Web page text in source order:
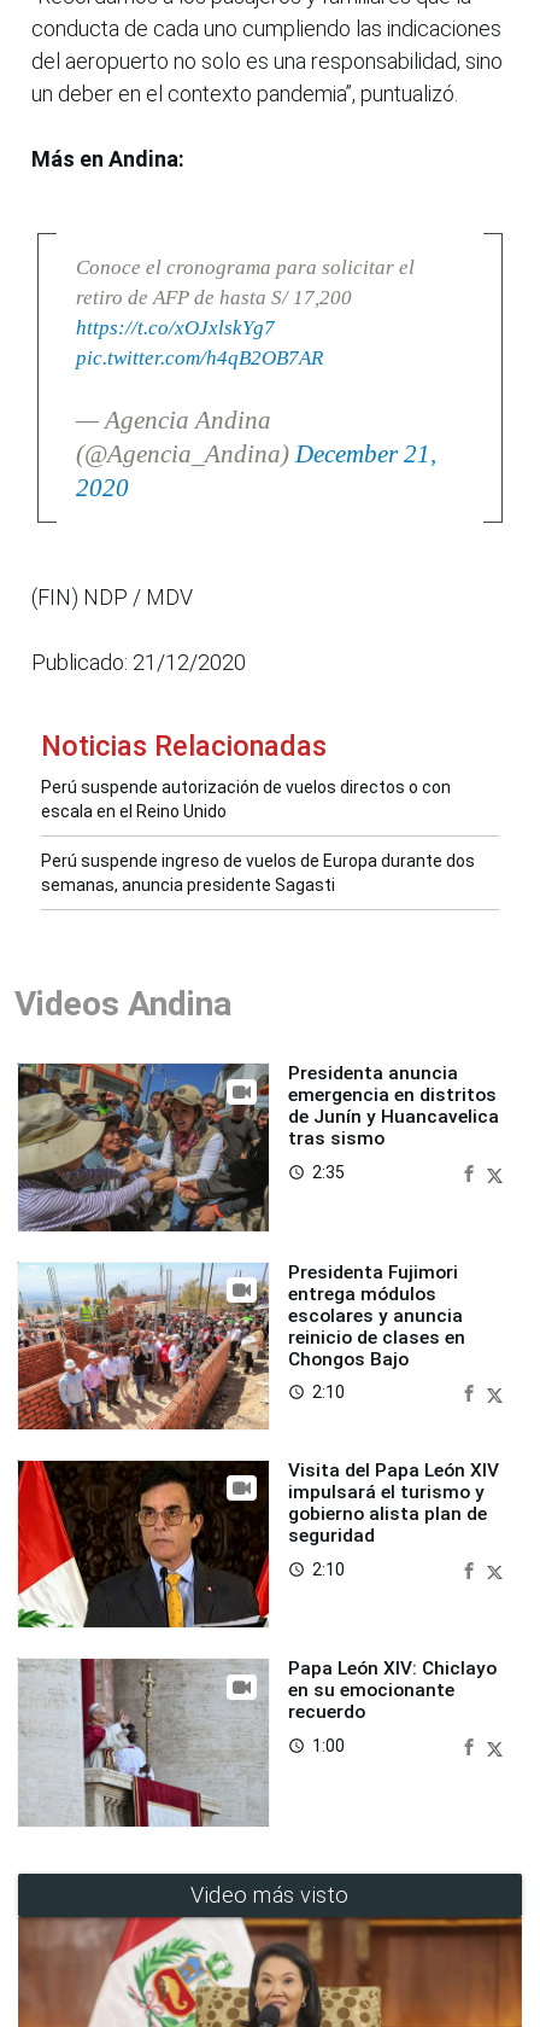
conducta de cada uno cumpliendo las indicaciones
del aeropuerto no solo es una responsabilidad, sino
un deber en el contexto pandemia”, puntualizó.
Más en Andina:
Conoce el cronograma para solicitar el
retiro de AFP de hasta S/ 17,200
https://t.co/xOJxlskYg7
pic.twitter.com/h4qB2OB7AR
— Agencia Andina
(@Agencia_Andina) December 21,
2020
(FIN) NDP / MDV
Publicado: 21/12/2020
Noticias Relacionadas
Perú suspende autorización de vuelos directos o con
escala en el Reino Unido
Perú suspende ingreso de vuelos de Europa durante dos
semanas, anuncia presidente Sagasti
Videos Andina
Presidenta anuncia
emergencia en distritos
de Junín y Huancavelica
tras sismo
access_time 2:35
Presidenta Fujimori
entrega módulos
escolares y anuncia
reinicio de clases en
Chongos Bajo
access_time 2:10
Visita del Papa León XIV
impulsará el turismo y
gobierno alista plan de
seguridad
access_time 2:10
Papa León XIV: Chiclayo
en su emocionante
recuerdo
access_time 1:00
Video más visto